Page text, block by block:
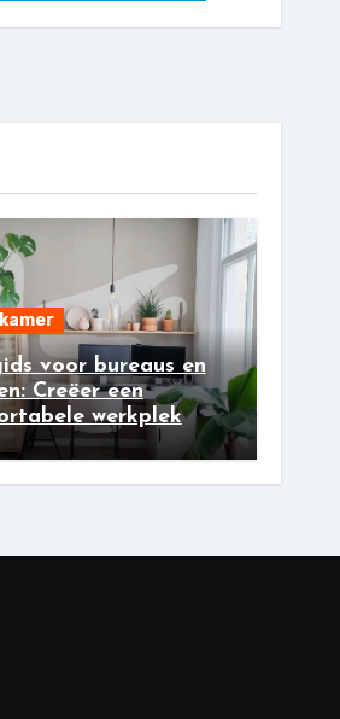
voor bureaus en
Creëer een
werkplek